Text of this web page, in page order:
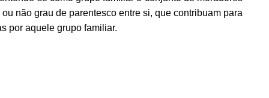
não grau de parentesco entre si, que contribuam para
por aquele grupo familiar.